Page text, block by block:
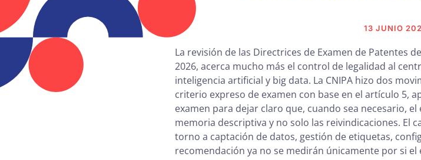
13 JUNIO
La revisión de las Directrices de Examen de Patentes
2026, acerca mucho más el control de legalidad al
inteligencia artificial y big data. La CNIPA hizo dos
criterio expreso de examen con base en el artículo 5,
examen para dejar claro que, cuando sea necesario,
memoria descriptiva y no solo las reivindicaciones. El
torno a captación de datos, gestión de etiquetas,
recomendación ya no se medirán únicamente por si